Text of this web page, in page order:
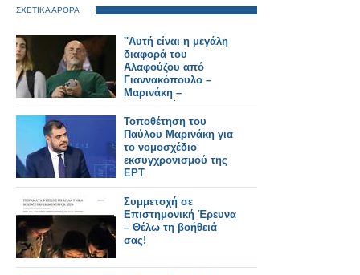
ΣΧΕΤΙΚΑ ΑΡΘΡΑ
''Αυτή είναι η μεγάλη
διαφορά του
Αλαφούζου από
Γιαννακόπουλο –
Μαρινάκη –
Μελισσανίδη''
Τοποθέτηση του
Παύλου Μαρινάκη για
το νομοσχέδιο
εκσυγχρονισμού της
ΕΡΤ
Συμμετοχή σε
Επιστημονική Έρευνα
– Θέλω τη βοήθειά
σας!